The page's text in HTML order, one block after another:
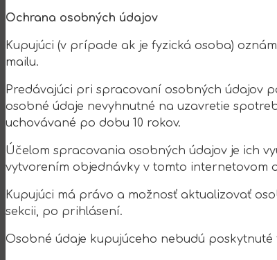
Ochrana osobných údajov
Kupujúci (v prípade ak je fyzická osoba)
mailu.
Predávajúci pri spracovaní osobných údajov
osobné údaje nevyhnutné na uzavretie
uchovávané po dobu 10 rokov.
Účelom spracovania osobných údajov je ich
vytvorením objednávky v tomto internetovom
Kupujúci má právo a možnosť aktualizovať
sekcii, po prihlásení.
Osobné údaje kupujúceho nebudú